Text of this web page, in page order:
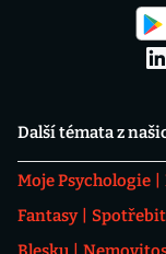
Další témata z
Moje Psychologie
Fantasy